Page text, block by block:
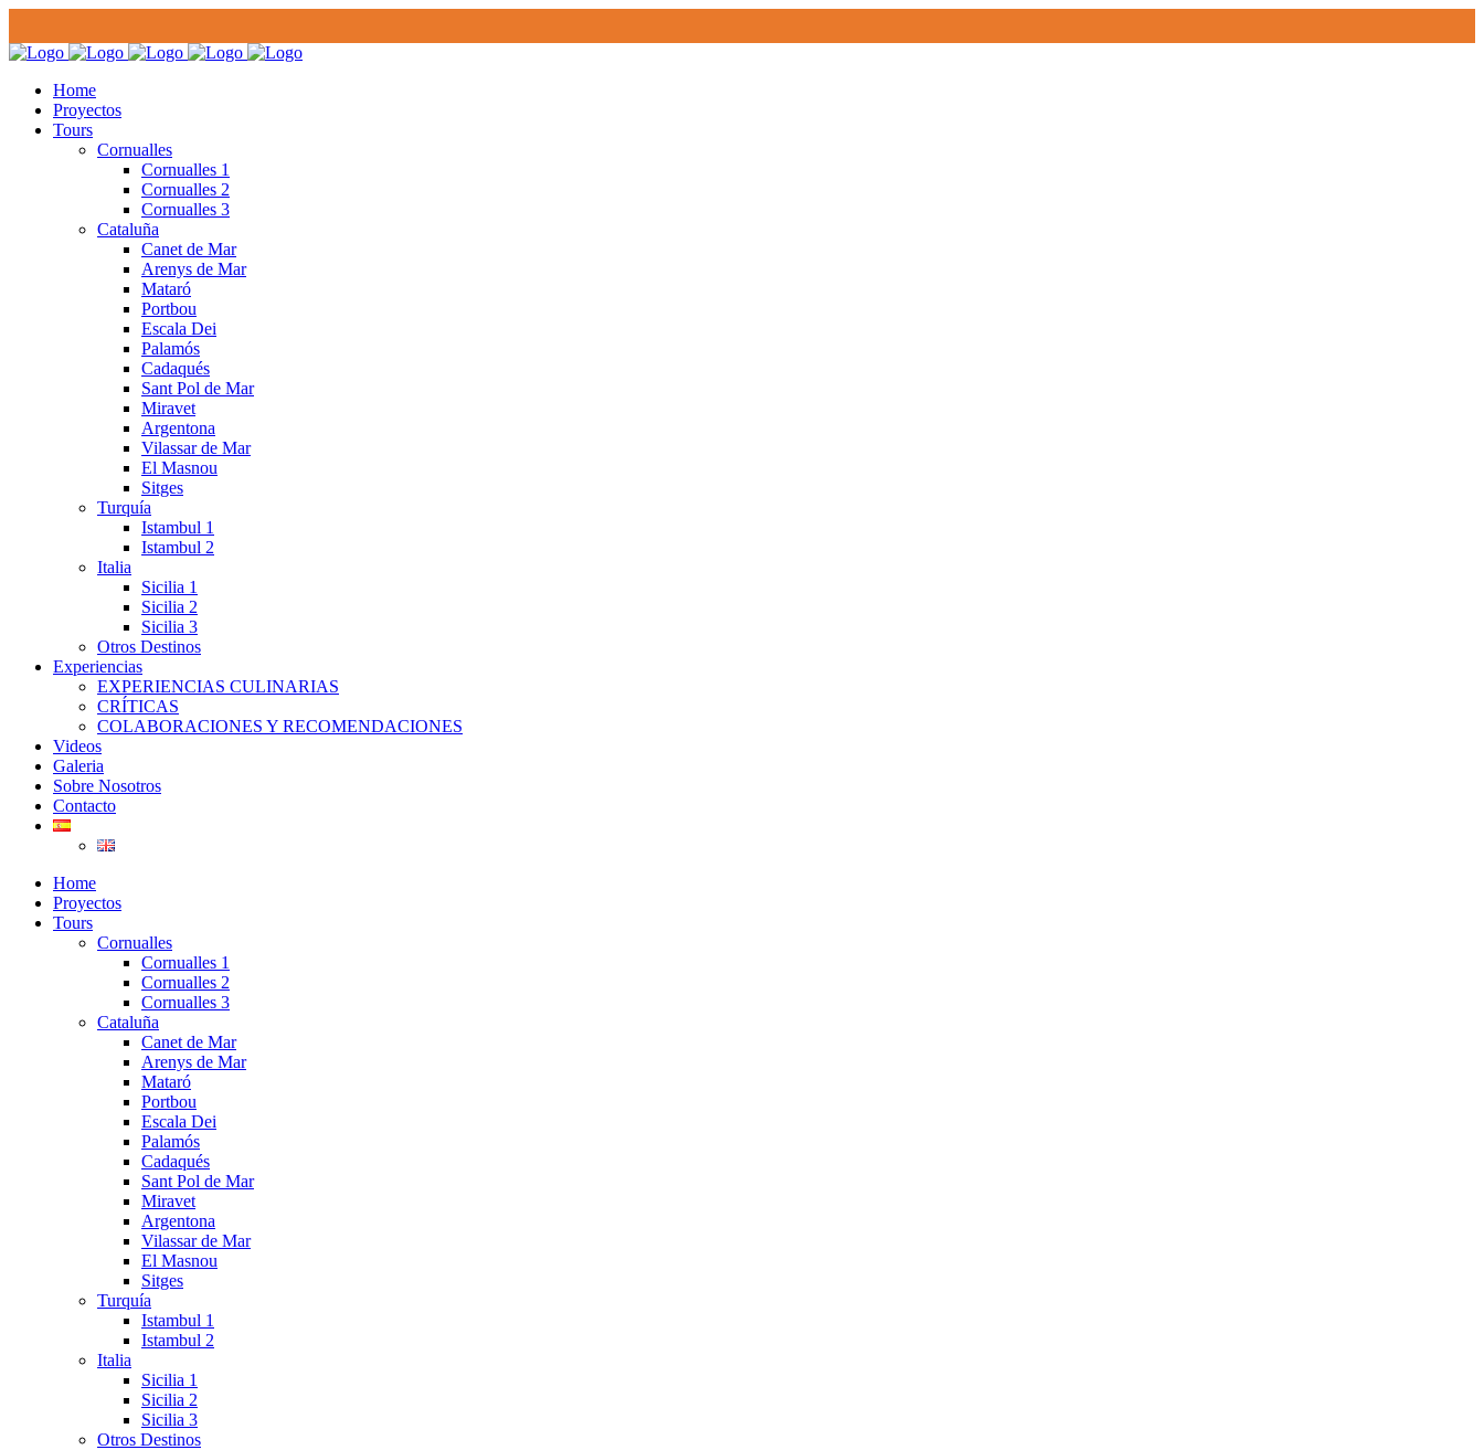
Home
Proyectos
Tours
Cornualles
Cornualles 1
Cornualles 2
Cornualles 3
Cataluña
Canet de Mar
Arenys de Mar
Mataró
Portbou
Escala Dei
Palamós
Cadaqués
Sant Pol de Mar
Miravet
Argentona
Vilassar de Mar
El Masnou
Sitges
Turquía
Istambul 1
Istambul 2
Italia
Sicilia 1
Sicilia 2
Sicilia 3
Otros Destinos
Experiencias
EXPERIENCIAS CULINARIAS
CRÍTICAS
COLABORACIONES Y RECOMENDACIONES
Videos
Galeria
Sobre Nosotros
Contacto
Home
Proyectos
Tours
Cornualles
Cornualles 1
Cornualles 2
Cornualles 3
Cataluña
Canet de Mar
Arenys de Mar
Mataró
Portbou
Escala Dei
Palamós
Cadaqués
Sant Pol de Mar
Miravet
Argentona
Vilassar de Mar
El Masnou
Sitges
Turquía
Istambul 1
Istambul 2
Italia
Sicilia 1
Sicilia 2
Sicilia 3
Otros Destinos